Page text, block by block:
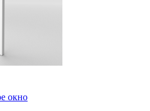
окно